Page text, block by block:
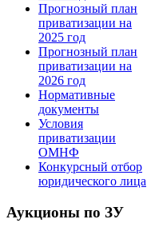
Прогнозный план
приватизации на
2025 год
Прогнозный план
приватизации на
2026 год
Нормативные
документы
Условия
приватизации
ОМНФ
Конкурсный отбор
юридического лица
Аукционы по ЗУ